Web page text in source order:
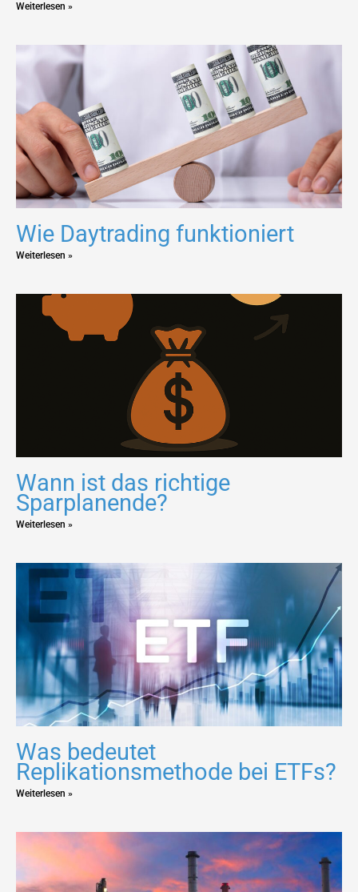
Weiterlesen »
Wie Daytrading funktioniert
Weiterlesen »
Wann ist das richtige
Sparplanende?
Weiterlesen »
Was bedeutet
Replikationsmethode bei ETFs?
Weiterlesen »